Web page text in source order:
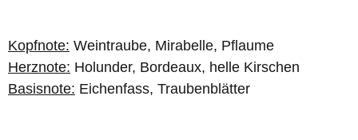
Kopfnote: Weintraube, Mirabelle, Pflaume
Herznote: Holunder, Bordeaux, helle Kirschen
Basisnote: Eichenfass, Traubenblätter